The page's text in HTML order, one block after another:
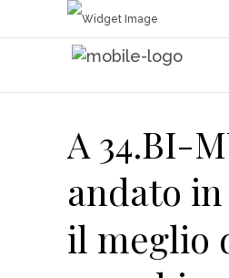
A 34.BI-
andato
il meglio